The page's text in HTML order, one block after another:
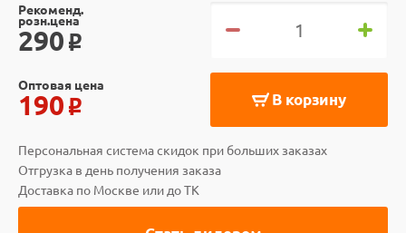
Рекоменд.
розн.цена
290 o
В корзину
Оптовая цена
190 o
Персональная система скидок при больших заказах
Отгрузка в день получения заказа
Доставка по Москве или до ТК